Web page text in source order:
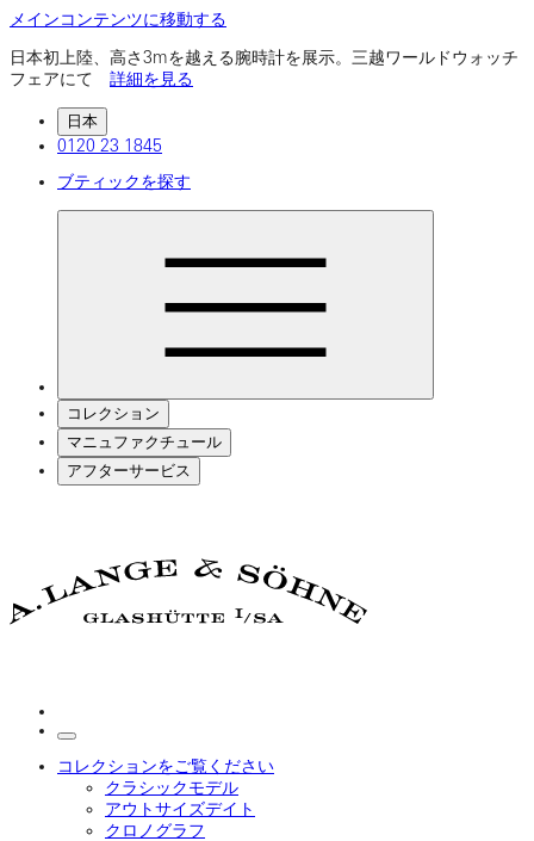
メインコンテンツに移動する
日本初上陸、高さ3mを越える腕時計を展示。三越ワールドウォッチ
フェアにて 詳細を見る
日本
0120 23 1845
ブティックを探す
コレクション
マニュファクチュール
アフターサービス
コレクションをご覧ください
クラシックモデル
アウトサイズデイト
クロノグラフ